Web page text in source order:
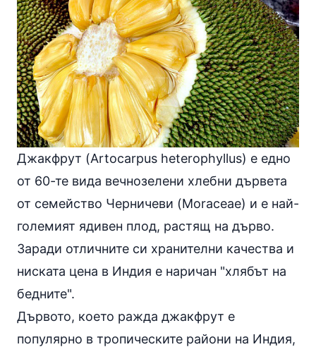
Джакфрут (Artocarpus heterophyllus) е едно
от 60-те вида вечнозелени хлебни дървета
от семейство Черничеви (Moraceae) и е най-
големият ядивен плод, растящ на дърво.
Заради отличните си хранителни качества и
ниската цена в Индия е наричан "хлябът на
бедните".
Дървото, което ражда джакфрут е
популярно в тропическите райони на Индия,